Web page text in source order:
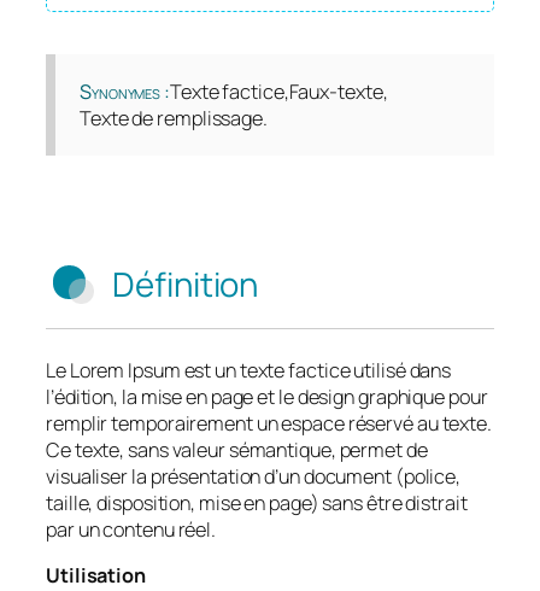
Synonymes Texte factice Faux-texte
Texte de remplissage
Définition
Le Lorem Ipsum est un texte factice utilisé dans
l’édition, la mise en page et le design graphique pour
remplir temporairement un espace réservé au texte.
Ce texte, sans valeur sémantique, permet de
visualiser la présentation d’un document (police,
taille, disposition, mise en page) sans être distrait
par un contenu réel.
Utilisation